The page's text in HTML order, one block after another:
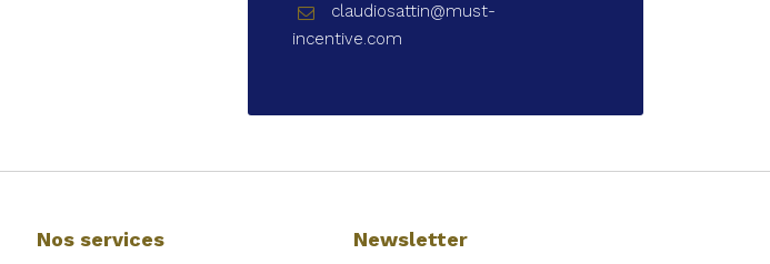
claudiosattin@must-
incentive.com
Nos services Newsletter